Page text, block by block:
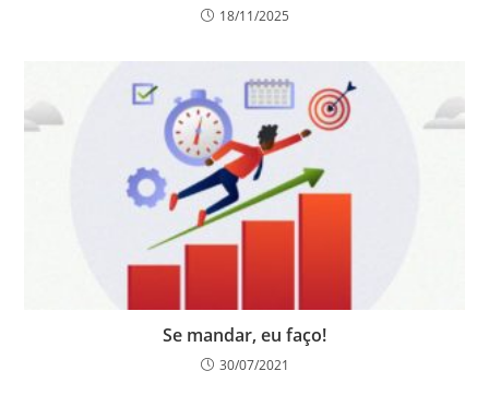
18/11/2025
Se mandar, eu faço!
30/07/2021